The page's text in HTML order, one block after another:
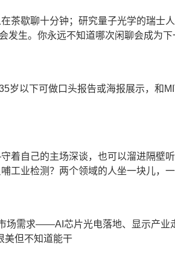
茶歇聊十分钟；研究量子光学的瑞士
生。你永远不知道哪次闲聊会成为下
岁以下可做口头报告或海报展示，和
着自己的主场深谈，也可以溜进隔壁
工业检测？两个领域的人坐一块儿，一
场需求——AI芯片光电落地、显示产业
美但不知道能干